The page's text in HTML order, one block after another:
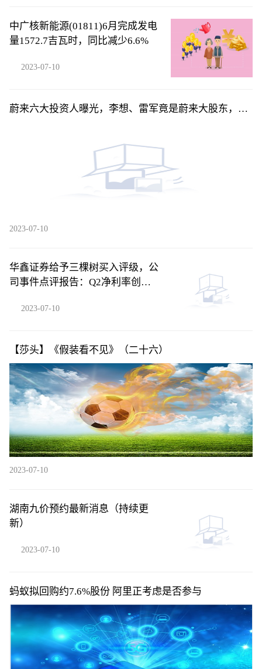
中广核新能源(01811)6月完成发电
量1572.7吉瓦时，同比减少6.6%
2023-07-10
蔚来六大投资人曝光，李想、雷军竟是蔚来大股东，俞
2023-07-10
华鑫证券给予三棵树买入评级，公
司事件点评报告：Q2净利率创新
2023-07-10
【莎头】《假装看不见》（二十六）
2023-07-10
湖南九价预约最新消息（持续更
新）
2023-07-10
蚂蚁拟回购约7.6%股份 阿里正考虑是否参与